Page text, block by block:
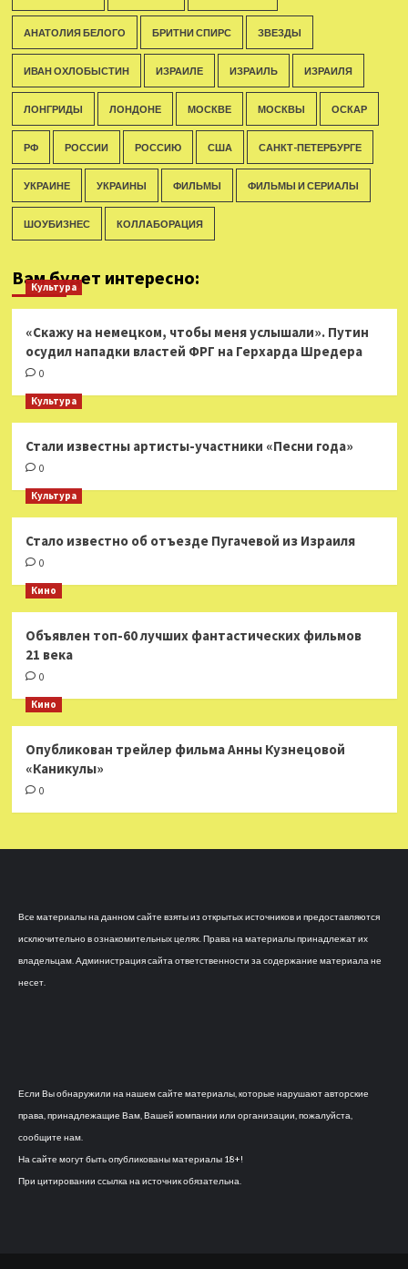
АНАТОЛИЯ БЕЛОГО БРИТНИ СПИРС ЗВЕЗДЫ
ИВАН ОХЛОБЫСТИН ИЗРАИЛЕ ИЗРАИЛЬ ИЗРАИЛЯ
ЛОНГРИДЫ ЛОНДОНЕ МОСКВЕ МОСКВЫ ОСКАР
РФ РОССИИ РОССИЮ США САНКТ-ПЕТЕРБУРГЕ
УКРАИНЕ УКРАИНЫ ФИЛЬМЫ ФИЛЬМЫ И СЕРИАЛЫ
ШОУБИЗНЕС КОЛЛАБОРАЦИЯ
Вам будет интересно:
Культура
«Скажу на немецком, чтобы меня услышали». Путин
осудил нападки властей ФРГ на Герхарда Шредера
0
Культура
Стали известны артисты-участники «Песни года»
0
Культура
Стало известно об отъезде Пугачевой из Израиля
0
Кино
Объявлен топ-60 лучших фантастических фильмов
21 века
0
Кино
Опубликован трейлер фильма Анны Кузнецовой
«Каникулы»
0
Все материалы на данном сайте взяты из открытых источников и предоставляются
исключительно в ознакомительных целях. Права на материалы принадлежат их
владельцам. Администрация сайта ответственности за содержание материала не
несет.
Если Вы обнаружили на нашем сайте материалы, которые нарушают авторские
права, принадлежащие Вам, Вашей компании или организации, пожалуйста,
сообщите нам.
На сайте могут быть опубликованы материалы 18+!
При цитировании ссылка на источник обязательна.